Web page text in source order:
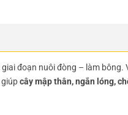
đoạn nuôi đòng – làm bông.
giúpcây mập thân, ngắn lóng,